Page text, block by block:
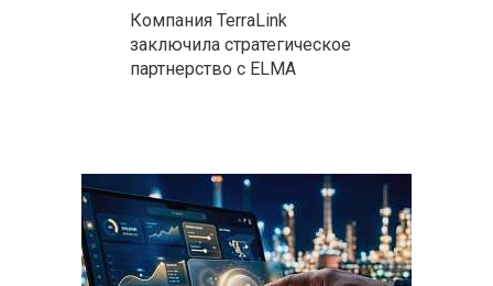
Компания TerraLink
заключила стратегическое
партнерство с ELMA